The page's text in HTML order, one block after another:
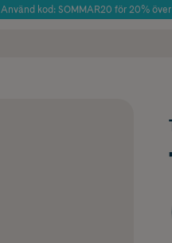
Använd kod: SOMMAR20 för 20%